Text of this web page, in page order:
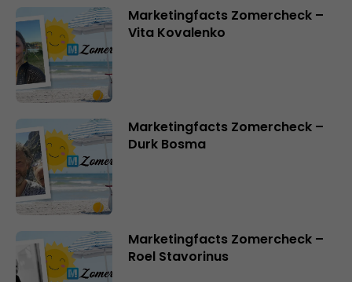
Marketingfacts Zomercheck –
Vita Kovalenko
Marketingfacts Zomercheck –
Durk Bosma
Marketingfacts Zomercheck –
Roel Stavorinus